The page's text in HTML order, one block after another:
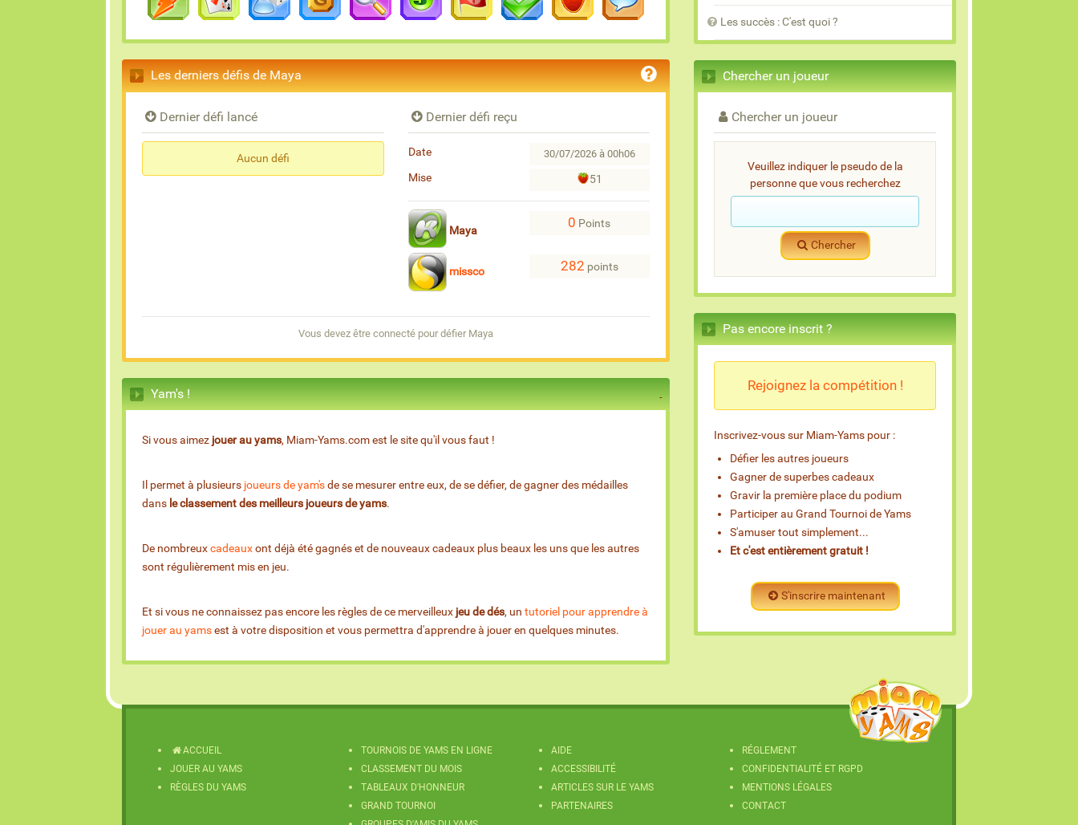
Les derniers défis de Maya
Dernier défi lancé
Aucun défi
Dernier défi reçu
Date 30/07/2026 à 00h06
Mise 51
Maya
0 Points
missco 282 points
Vous devez être connecté pour défier Maya
Yam's !
Si vous aimez jouer au yams, Miam-Yams.com est le site qu'il vous faut !
Il permet à plusieurs joueurs de yam'sde se mesurer entre eux, de se défier, de gagner des médailles
dans le classement des meilleurs joueurs de yams.
De nombreuxcadeauxont déjà été gagnés et de nouveaux cadeaux plus beaux les uns que les autres
sont régulièrement mis en jeu.
Et si vous ne connaissez pas encore les règles de ce merveilleux jeu de dés, un tutoriel pour apprendre à
jouer au yamsest à votre disposition et vous permettra d'apprendre à jouer en quelques minutes.
Les succès : C'est quoi ?
Chercher un joueur
Chercher un joueur
Veuillez indiquer le pseudo de la
personne que vous recherchez
Chercher
Pas encore inscrit ?
Rejoignez la compétition !
Inscrivez-vous sur Miam-Yams pour :
Défier les autres joueurs
Gagner de superbes cadeaux
Gravir la première place du podium
Participer au Grand Tournoi de Yams
S'amuser tout simplement...
Et c'est entièrement gratuit !
S'inscrire maintenant
ACCUEIL
JOUER AU YAMS
RÈGLES DU YAMS
TOURNOIS DE YAMS EN LIGNE
CLASSEMENT DU MOIS
TABLEAUX D'HONNEUR
GRAND TOURNOI
AIDE
ACCESSIBILITÉ
ARTICLES SUR LE YAMS
PARTENAIRES
RÉGLEMENT
CONFIDENTIALITÉ ET RGPD
MENTIONS LÉGALES
CONTACT